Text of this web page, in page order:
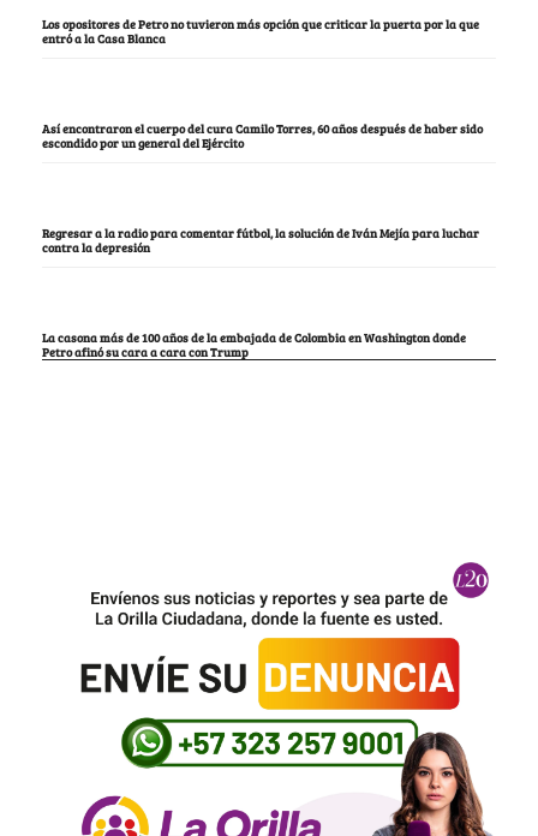
Los opositores de Petro no tuvieron más opción que criticar la puerta por la que
entró a la Casa Blanca
Así encontraron el cuerpo del cura Camilo Torres, 60 años después de haber sido
escondido por un general del Ejército
Regresar a la radio para comentar fútbol, la solución de Iván Mejía para luchar
contra la depresión
La casona más de 100 años de la embajada de Colombia en Washington donde
Petro afinó su cara a cara con Trump